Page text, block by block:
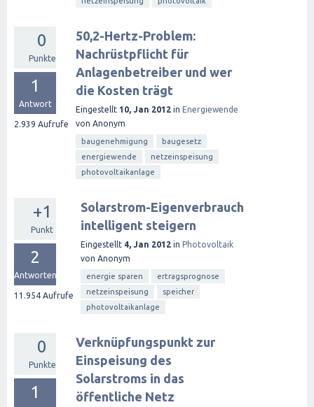
0
Punkte
1
Antwort
2.939 Aufrufe
50,2-Hertz-Problem:
Nachrüstpflicht für
Anlagenbetreiber und wer
die Kosten trägt
Eingestellt 10, Jan 2012 in Energiewende
von Anonym
baugenehmigung
baugesetz
energiewende
netzeinspeisung
photovoltaikanlage
+1
Punkt
2
Antworten
11.954 Aufrufe
Solarstrom-Eigenverbrauch
intelligent steigern
Eingestellt 4, Jan 2012 in Photovoltaik
von Anonym
energie sparen
ertragsprognose
netzeinspeisung
speicher
photovoltaikanlage
0
Punkte
1
Verknüpfungspunkt zur
Einspeisung des
Solarstroms in das
öffentliche Netz